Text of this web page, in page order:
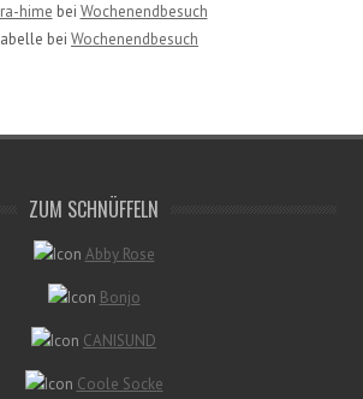
hime bei Wochenendbesuch
bei Wochenendbesuch
ZUM SCHNÜFFELN
Abby Rose
Bonjo
CANISUND
Coole Socke